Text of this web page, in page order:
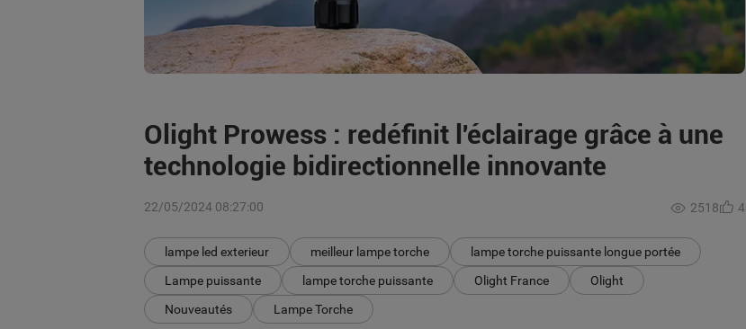
Olight Prowess : redéfinit l'éclairage grâce à une
technologie bidirectionnelle innovante
22/05/2024 08:27:00
lampe led exterieur meilleur lampe torche
lampe torche puissante longue portée
Lampe puissante
lampe torche puissante Olight France
Olight
Nouveautés
Lampe Torche
2518 4